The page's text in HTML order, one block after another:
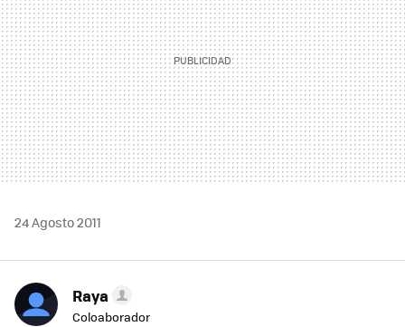
24 Agosto 2011
Raya
Coloaborador